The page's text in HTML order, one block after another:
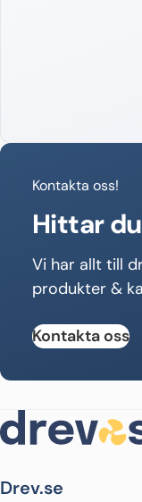
Kontakta oss!
Hittar
Vi har allt till
produkter &
Kontakta oss
Drev.se